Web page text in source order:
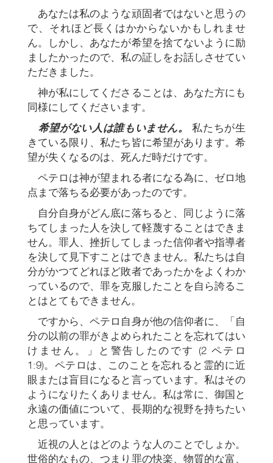
あなたは私のような頑固者ではないと思うの
で、それほど長くはかからないかもしれませ
ん。しかし、あなたが希望を捨てないように励
ましたかったので、私の証しをお話しさせてい
ただきました。
神が私にしてくださることは、あなた方にも
同様にしてくださいます。
希望がない人は誰もいません。
私たちが生
きている限り、私たち皆に希望があります。希
望が失くなるのは、死んだ時だけです。
ペテロは神が望まれる者になる為に、ゼロ地
点まで落ちる必要があったのです。
自分自身がどん底に落ちると、同じように落
ちてしまった人を決して軽蔑することはできま
せん。罪人、挫折してしまった信仰者や指導者
を決して見下すことはできません。私たちは自
分がかつてどれほど敗者であったかをよくわか
っているので、罪を克服したことを自ら誇るこ
とはとてもできません。
ですから、ペテロ自身が他の信仰者に、「自
分の以前の罪がきよめられたことを忘れてはい
けません。」と警告したのです (2 ペテロ
1:9)。ペテロは、このことを忘れると霊的に近
眼または盲目になると言っています。私はその
ようになりたくありません。私は常に、御国と
永遠の価値について、長期的な視野を持ちたい
と思っています。
近視の人とはどのような人のことでしょか。
世俗的なもの、つまり罪の快楽、物質的な富、